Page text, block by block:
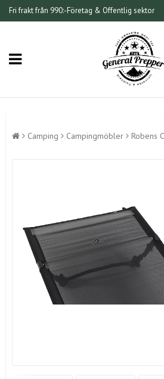
Fri frakt från 990:-Företag & Offentlig sektor
Camping Campingmöbler Robens